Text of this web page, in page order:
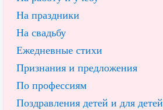
На праздники
На свадьбу
Ежедневные стихи
Признания и предложения
По профессиям
Поздравления детей и для детей